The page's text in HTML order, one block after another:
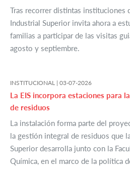
Tras recorrer distintas instituciones
Industrial Superior invita ahora a
familias a participar de las visitas
agosto y septiembre.
INSTITUCIONAL | 03-07-2026
La EIS incorpora estaciones para
de residuos
La instalación forma parte del
la gestión integral de residuos que
Superior desarrolla junto con la
Química, en el marco de la política